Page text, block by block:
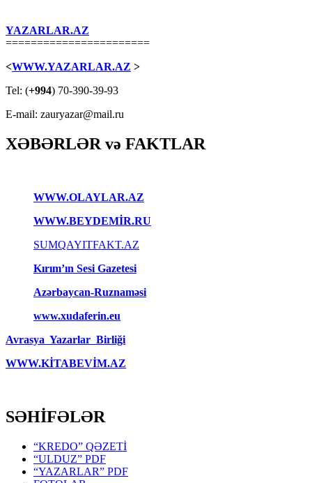
YAZARLAR.AZ
=======================
<WWW.YAZARLAR.AZ >
Tel: (+994) 70-390-39-93
E-mail: zauryazar@mail.ru
XƏBƏRLƏR və FAKTLAR
WWW.OLAYLAR.AZ
WWW.BEYDEMİR.RU
SUMQAYITFAKT.AZ
Kırım’ın Sesi Gazetesi
Azərbaycan-Ruznaməsi
www.xudaferin.eu
Avrasya Yazarlar Birliği
WWW.KİTABEVİM.AZ
SƏHİFƏLƏR
“KREDO” QƏZETİ
“ULDUZ” PDF
“YAZARLAR” PDF